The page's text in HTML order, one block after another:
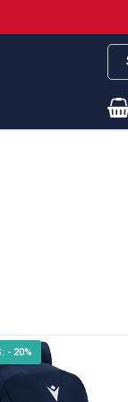
- 20%